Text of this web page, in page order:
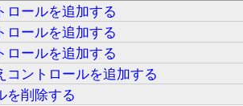
ロールを追加する
ロールを追加する
ロールを追加する
コントロールを追加する
を削除する